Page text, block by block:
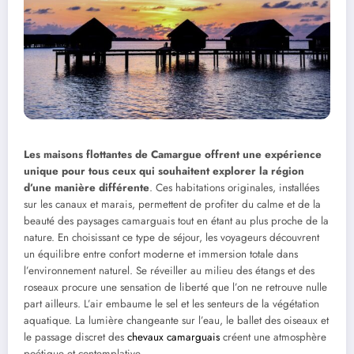
Les maisons flottantes de Camargue offrent une expérience
unique pour tous ceux qui souhaitent explorer la région
d’une manière différente. Ces habitations originales, installées
sur les canaux et marais, permettent de profiter du calme et de la
beauté des paysages camarguais tout en étant au plus proche de la
nature. En choisissant ce type de séjour, les voyageurs découvrent
un équilibre entre confort moderne et immersion totale dans
l’environnement naturel. Se réveiller au milieu des étangs et des
roseaux procure une sensation de liberté que l’on ne retrouve nulle
part ailleurs. L’air embaume le sel et les senteurs de la végétation
aquatique. La lumière changeante sur l’eau, le ballet des oiseaux et
le passage discret des chevaux camarguais créent une atmosphère